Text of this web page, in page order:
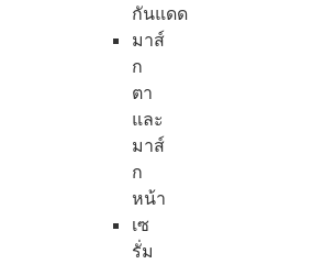
กันแดด
มาส์
ก
ตา
และ
มาส์
ก
หน้า
เซ
รั่ม